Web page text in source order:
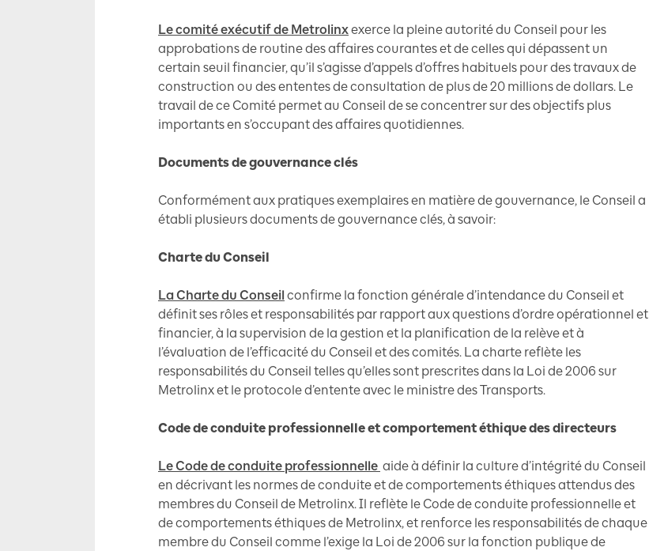
Le comité exécutif de Metrolinxexerce la pleine autorité du Conseil pour les
approbations de routine des affaires courantes et de celles qui dépassent un
certain seuil financier, qu’il s’agisse d’appels d’offres habituels pour des travaux de
construction ou des ententes de consultation de plus de 20 millions de dollars. Le
travail de ce Comité permet au Conseil de se concentrer sur des objectifs plus
importants en s’occupant des affaires quotidiennes.
Documents de gouvernance clés
Conformément aux pratiques exemplaires en matière de gouvernance, le Conseil a
établi plusieurs documents de gouvernance clés, à savoir:
Charte du Conseil
La Charte du Conseil confirme la fonction générale d’intendance du Conseil et
définit ses rôles et responsabilités par rapport aux questions d’ordre opérationnel et
financier, à la supervision de la gestion et la planification de la relève et à
l’évaluation de l’efficacité du Conseil et des comités. La charte reflète les
responsabilités du Conseil telles qu’elles sont prescrites dans la Loi de 2006 sur
Metrolinx et le protocole d’entente avec le ministre des Transports.
Code de conduite professionnelle et comportement éthique des directeurs
Le Code de conduite professionnelle aide à définir la culture d’intégrité du Conseil
en décrivant les normes de conduite et de comportements éthiques attendus des
membres du Conseil de Metrolinx. Il reflète le Code de conduite professionnelle et
de comportements éthiques de Metrolinx, et renforce les responsabilités de chaque
membre du Conseil comme l’exige la Loi de 2006 sur la fonction publique de